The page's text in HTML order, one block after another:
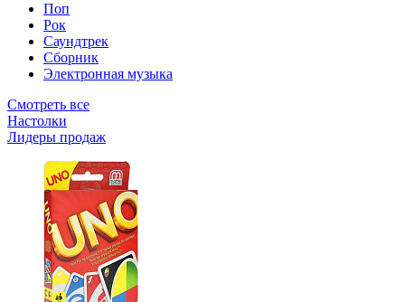
Поп
Рок
Саундтрек
Сборник
Электронная музыка
Смотреть все
Настолки
Лидеры продаж